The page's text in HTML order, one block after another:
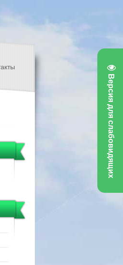
Версия для слабовидящих